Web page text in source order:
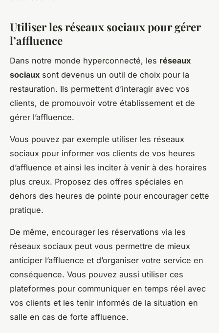
Utiliser les réseaux sociaux pour gérer
l’affluence
Dans notre monde hyperconnecté, les réseaux
sociaux sont devenus un outil de choix pour la
restauration. Ils permettent d’interagir avec vos
clients, de promouvoir votre établissement et de
gérer l’affluence.
Vous pouvez par exemple utiliser les réseaux
sociaux pour informer vos clients de vos heures
d’affluence et ainsi les inciter à venir à des horaires
plus creux. Proposez des offres spéciales en
dehors des heures de pointe pour encourager cette
pratique.
De même, encourager les réservations via les
réseaux sociaux peut vous permettre de mieux
anticiper l’affluence et d’organiser votre service en
conséquence. Vous pouvez aussi utiliser ces
plateformes pour communiquer en temps réel avec
vos clients et les tenir informés de la situation en
salle en cas de forte affluence.